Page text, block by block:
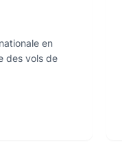
en
des vols de